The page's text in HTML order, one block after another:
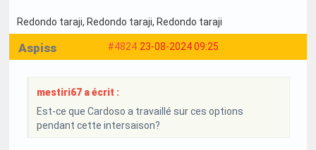
Redondo taraji, Redondo taraji, Redondo taraji
#4824 23-08-2024 09:25
Aspiss
mestiri67 a écrit :
Est-ce que Cardoso a travaillé sur ces options
pendant cette intersaison?